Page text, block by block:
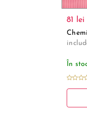
81 lei
În